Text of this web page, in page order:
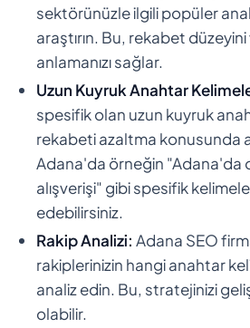
sektörünüzle ilgili popüler
araştırın. Bu, rekabet
anlamanızı sağlar.
Uzun Kuyruk Anahtar
spesifik olan uzun kuyruk
rekabeti azaltma konusunda
Adana'da örneğin "Adana'da
alışverişi" gibi spesifik
edebilirsiniz.
Rakip Analizi: Adana SEO
rakiplerinizin hangi anahtar
analiz edin. Bu, stratejinizi
olabilir.